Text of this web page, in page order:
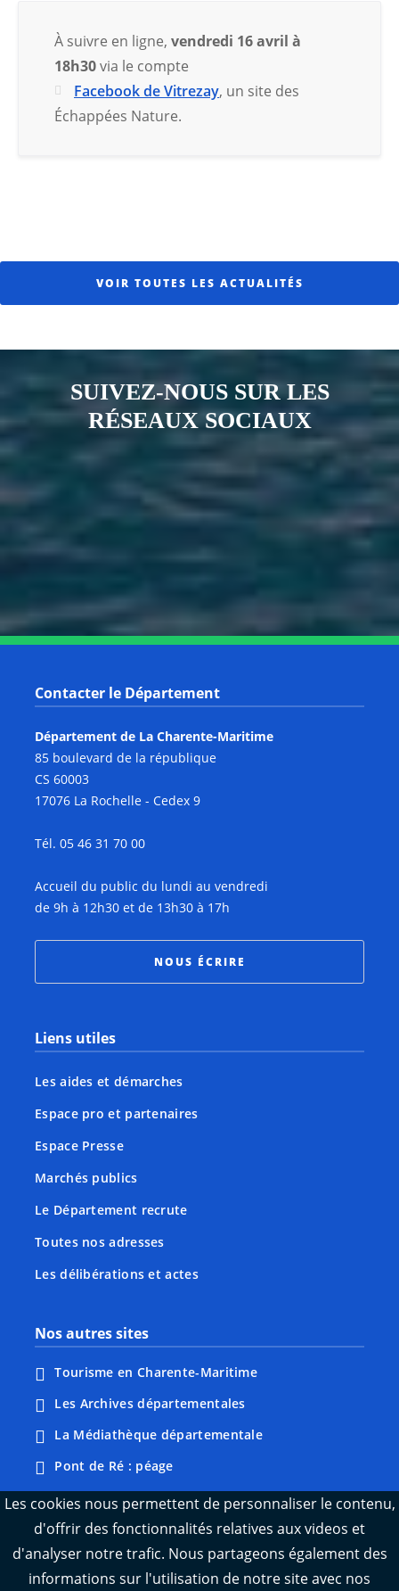
À suivre en ligne, vendredi 16 avril à
18h30via le compte
Facebook de Vitrezay, un site des
Échappées Nature.
VOIR TOUTES LES ACTUALITÉS
SUIVEZ-NOUS SUR LES
RÉSEAUX SOCIAUX
Notre page Instagram
Notre page Facebook
Notre page XNotre page Tiktok
Notre page Youtube
Contacter le Département
Département de La Charente-Maritime
85 boulevard de la république
CS 60003
17076 La Rochelle - Cedex 9
Tél. 05 46 31 70 00
Accueil du public du lundi au vendredi
de 9h à 12h30 et de 13h30 à 17h
NOUS ÉCRIRE
Liens utiles
Les aides et démarches
Espace pro et partenaires
Espace Presse
Marchés publics
Le Département recrute
Toutes nos adresses
Les délibérations et actes
Nos autres sites
Tourisme en Charente-Maritime
Les Archives départementales
La Médiathèque départementale
Pont de Ré : péage
Webcams : Ré info trafic
Webcams : Oléron info trafic
Manger 17
Les cookies nous permettent de personnaliser le contenu,
d'offrir des fonctionnalités relatives aux videos et
d'analyser notre trafic. Nous partageons également des
informations sur l'utilisation de notre site avec nos